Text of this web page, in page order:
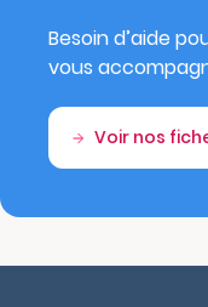
Besoin d’aide
vous
Voir nos